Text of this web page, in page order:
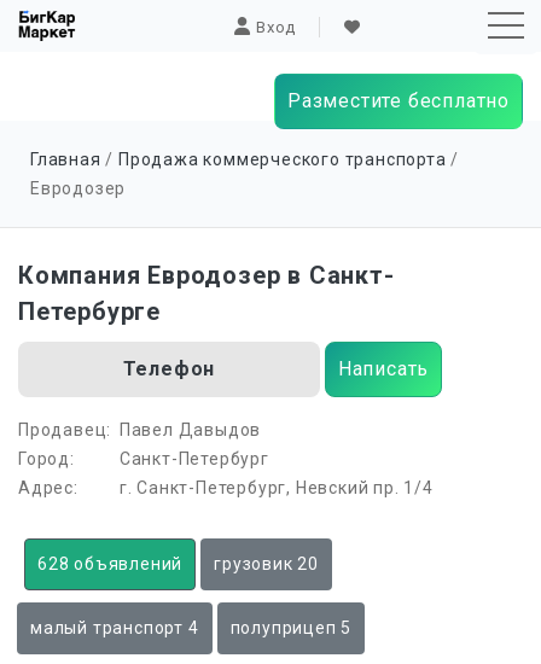
Вход
Разместите бесплатно
Главная / Продажа коммерческого транспорта /
Евродозер
Компания Евродозер в Санкт-
Петербурге
Телефон Написать
Продавец:
Павел Давыдов
Город:
Санкт-Петербург
Адрес:
г. Санкт-Петербург, Невский пр. 1/4
628 объявлений грузовик 20
малый транспорт 4 полуприцеп 5